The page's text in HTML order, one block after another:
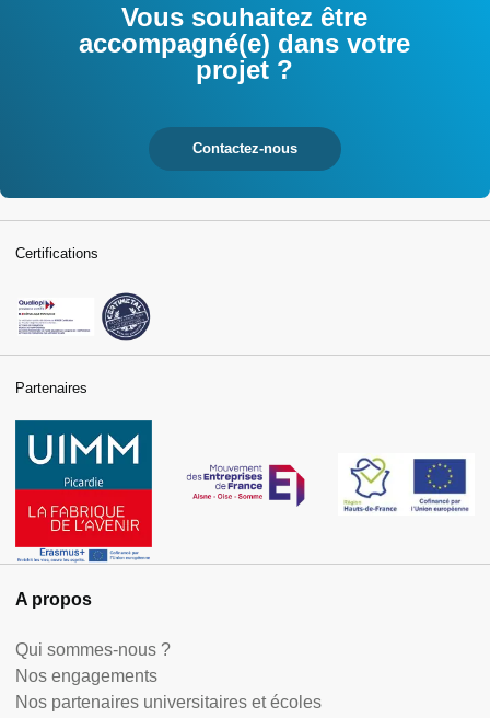
Vous souhaitez être
accompagné(e) dans votre
projet ?
Contactez-nous
A propos
Qui sommes-nous ?
Nos engagements
Nos partenaires universitaires et écoles
Certifications
Partenaires